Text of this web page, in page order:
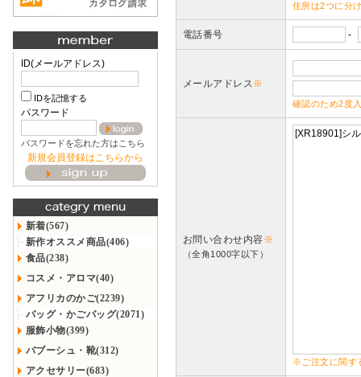
ID(メールアドレス)
IDを記憶する
パスワード
パスワードを忘れた方はこちら
新規会員登録はこちらから
新着(567)
新作オススメ商品(406)
食品(238)
コスメ・アロマ(40)
アフリカのかご(2239)
バッグ・かごバッグ(2071)
服飾小物(399)
バブーシュ・靴(312)
アクセサリー(683)
住所は2つに分
電話番号 -
メールアドレス※
確認のため2度
お問い合わせ内容※
（全角1000字以下）
※ご注文に関す